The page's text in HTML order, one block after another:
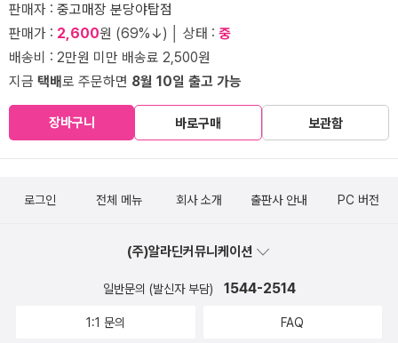
판매자 : 중고매장 분당야탑점
판매가 : 2,600원 (69%↓) │ 상태 : 중
배송비 : 2만원 미만 배송료 2,500원
지금 택배로 주문하면 8월 10일 출고 가능
장바구니 바로구매 보관함
로그인 전체 메뉴 회사 소개 출판사 안내 PC 버전
(주)알라딘커뮤니케이션
일반문의 (발신자 부담) 1544-2514
1:1 문의 FAQ